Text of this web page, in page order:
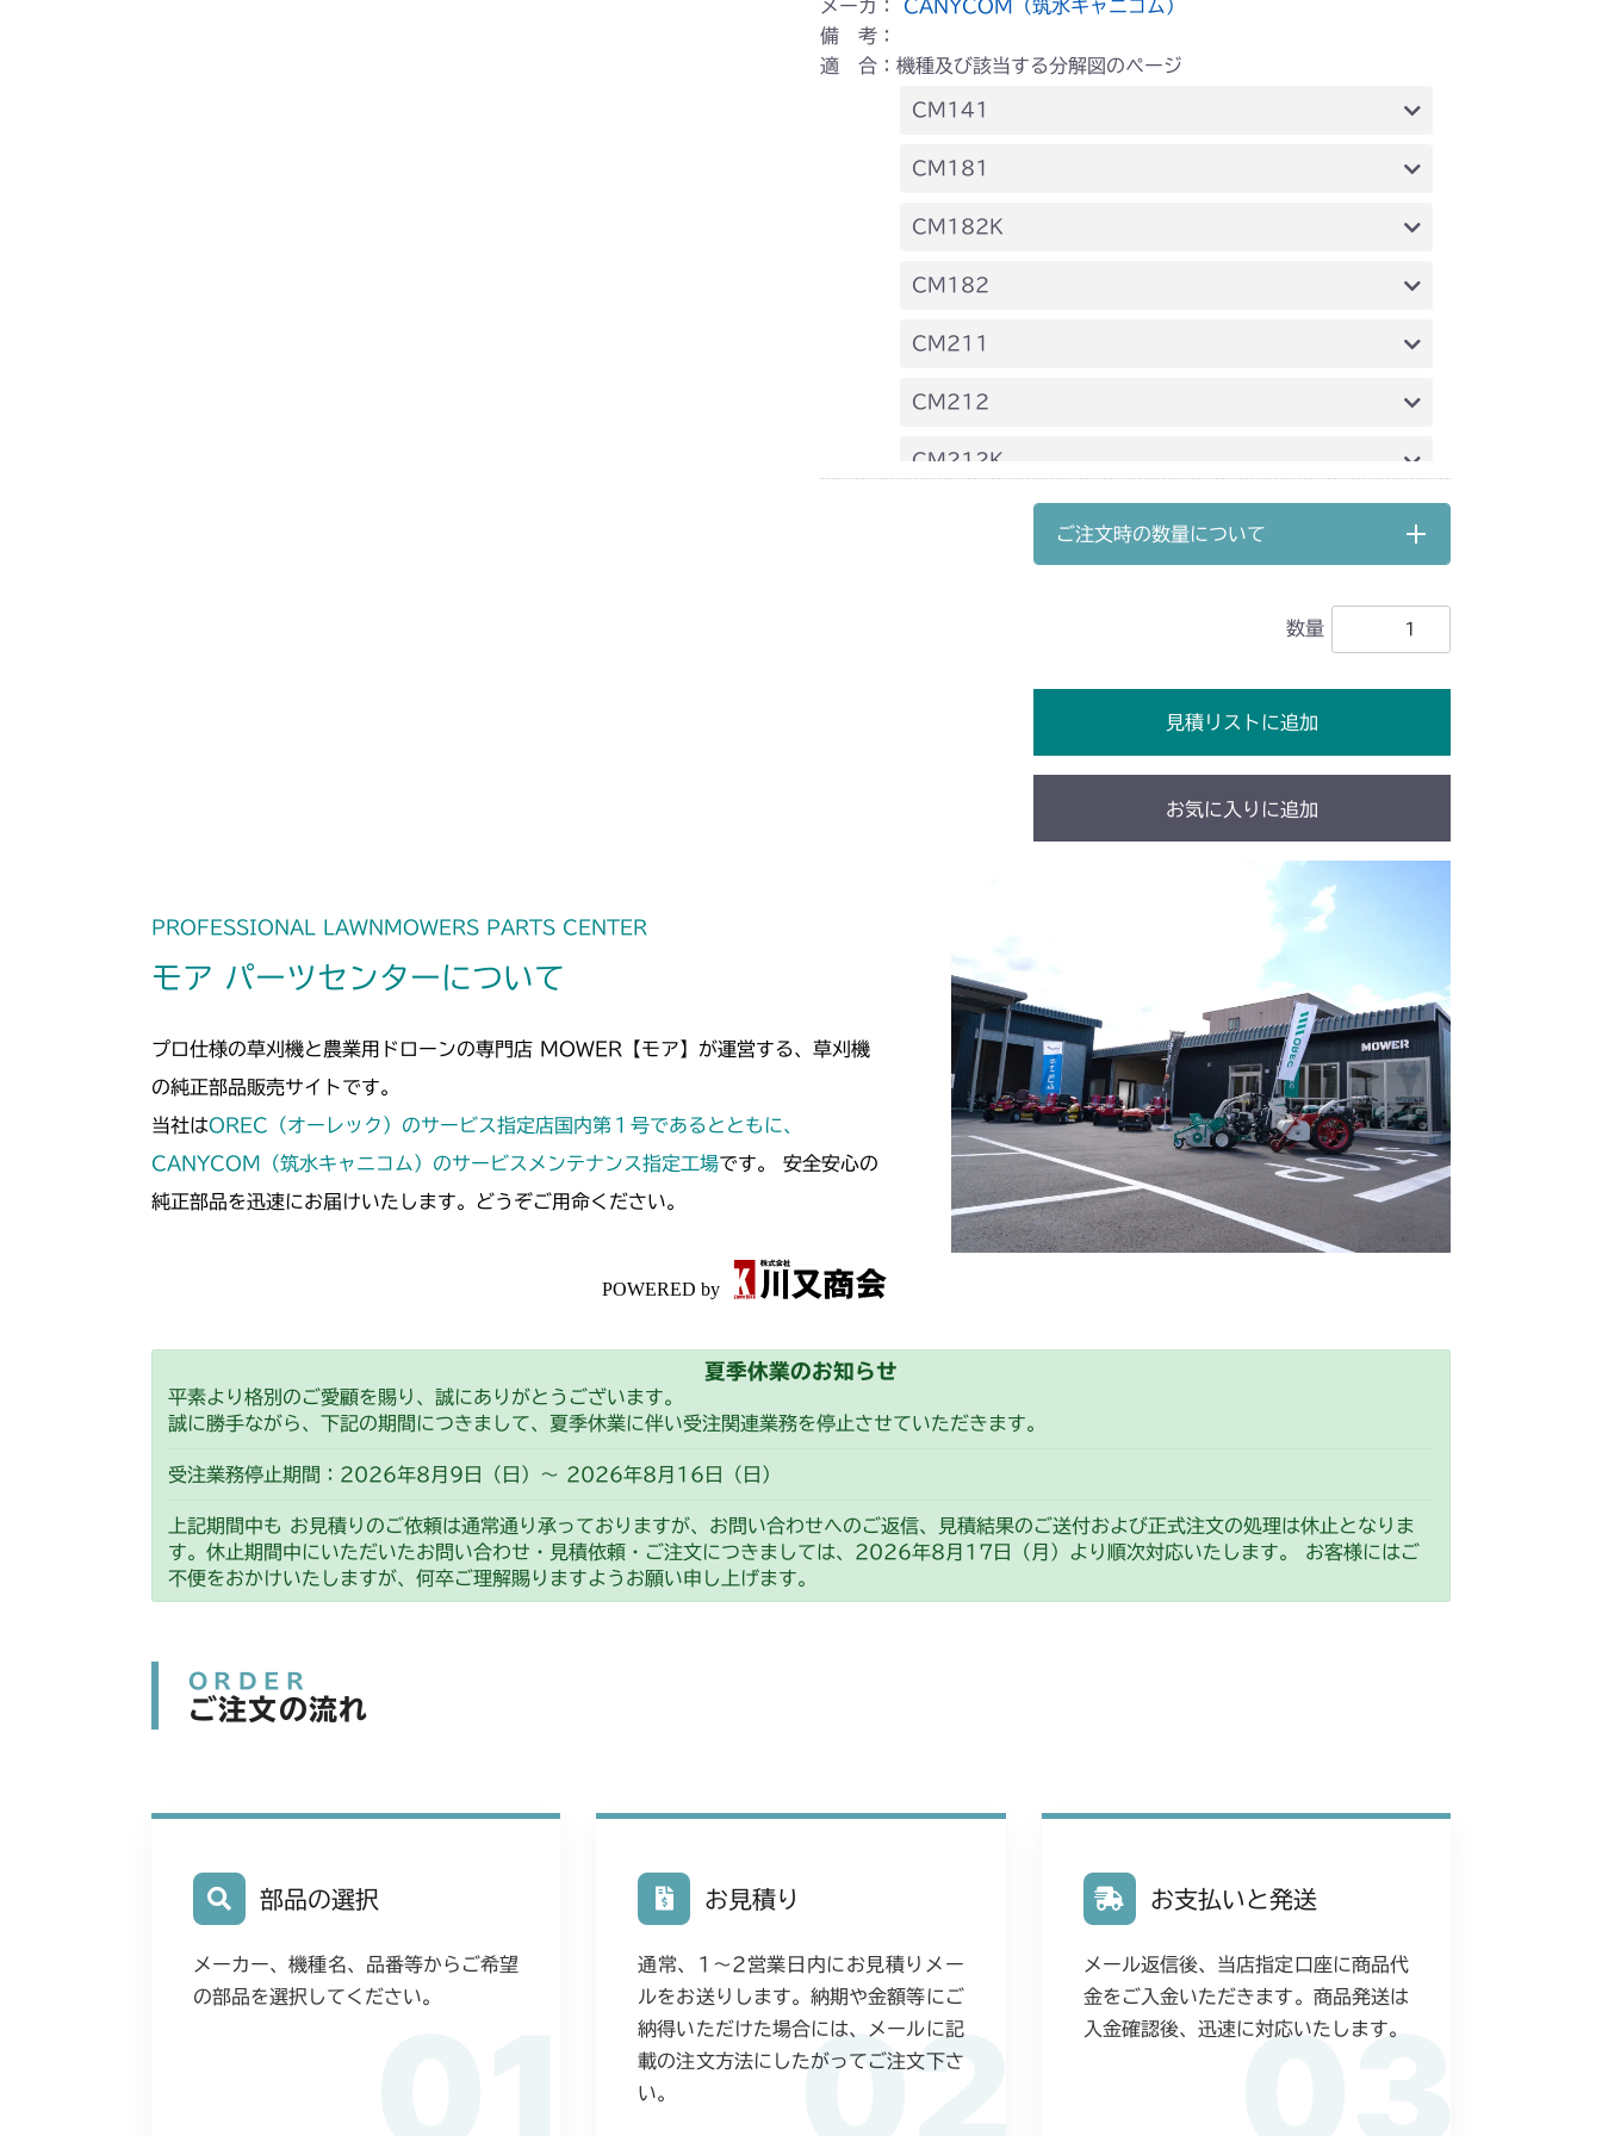
メーカ： CANYCOM（筑水キャニコム）
備 考：
適 合：機種及び該当する分解図のページ
CM141
FIG19 刈刃リンク
CM181
本体 FIG19 刈刃リンク
CM182K
本体 FIG20 刈刃リンク
CM182
本体 FIG20 刈刃リンク
CM211
本体 FIG19 刈刃リンク
CM212
本体 FIG20 刈刃リンク
CM212K
ご注文時の数量について
数量
見積リストに追加
お気に入りに追加
PROFESSIONAL LAWNMOWERS PARTS CENTER
モア パーツセンターについて
プロ仕様の草刈機と農業用ドローンの専門店 MOWER【モア】が運営する、草刈機
の純正部品販売サイトです。
当社はOREC（オーレック）のサービス指定店国内第１号であるとともに、
CANYCOM（筑水キャニコム）のサービスメンテナンス指定工場です。 安全安心の
純正部品を迅速にお届けいたします。どうぞご用命ください。
夏季休業のお知らせ
平素より格別のご愛顧を賜り、誠にありがとうございます。
誠に勝手ながら、下記の期間につきまして、夏季休業に伴い受注関連業務を停止させていただきます。
受注業務停止期間：2026年8月9日（日）～ 2026年8月16日（日）
上記期間中も お見積りのご依頼は通常通り承っておりますが、お問い合わせへのご返信、見積結果のご送付および正式注文の処理は休止となりま
す。休止期間中にいただいたお問い合わせ・見積依頼・ご注文につきましては、2026年8月17日（月）より順次対応いたします。 お客様にはご
不便をおかけいたしますが、何卒ご理解賜りますようお願い申し上げます。
ORDER
ご注文の流れ
部品の選択
メーカー、機種名、品番等からご希望
の部品を選択してください。
02
お見積り
通常、1〜2営業日内にお見積りメー
ルをお送りします。納期や金額等にご
納得いただけた場合には、メールに記
載の注文方法にしたがってご注文下さ
い。
03
お支払いと発送
メール返信後、当店指定口座に商品代
金をご入金いただきます。商品発送は
入金確認後、迅速に対応いたします。